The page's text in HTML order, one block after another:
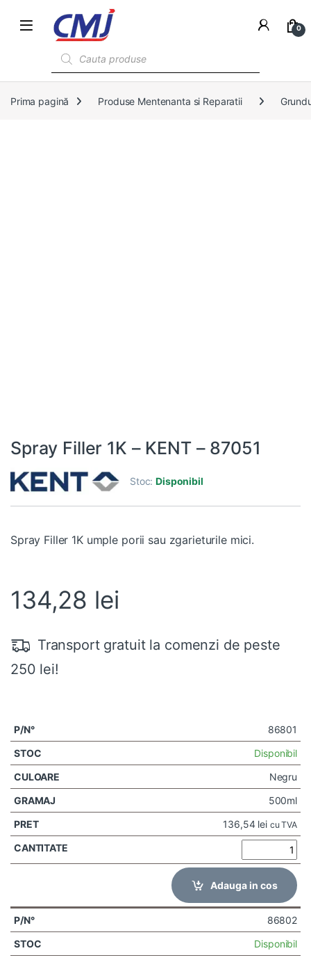
0
Prima pagină Produse Mentenanta si Reparatii
Spray Filler 1K – KENT – 87051
Stoc:Disponibil
Spray Filler 1K umple porii sau zgarieturile mici.
134,28 lei
Transport gratuit la comenzi de peste
250 lei!
86801
Disponibil
Negru
500ml
136,54 lei cu TVA
Adauga in cos
86802
Disponibil